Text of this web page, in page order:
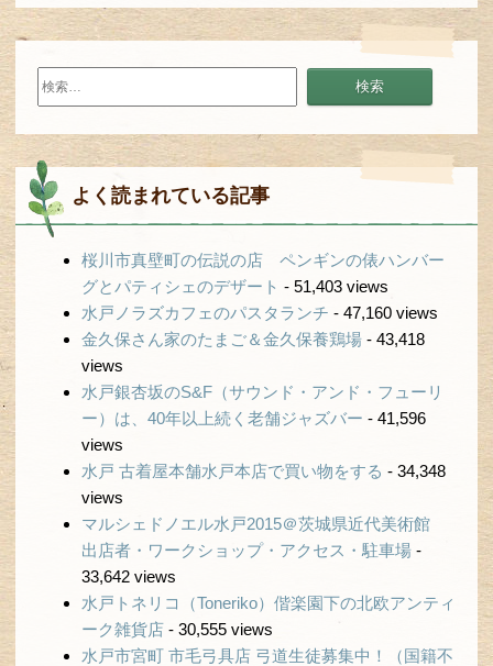
ゴ
リ
ー
索:
よく読まれている記事
桜川市真壁町の伝説の店 ペンギンの俵ハンバー
グとパティシェのデザート - 51,403 views
水戸ノラズカフェのパスタランチ - 47,160 views
金久保さん家のたまご＆金久保養鶏場 - 43,418
views
水戸銀杏坂のS&F（サウンド・アンド・フューリ
ー）は、40年以上続く老舗ジャズバー - 41,596
views
水戸 古着屋本舗水戸本店で買い物をする - 34,348
views
マルシェドノエル水戸2015＠茨城県近代美術館
出店者・ワークショップ・アクセス・駐車場 -
33,642 views
水戸トネリコ（Toneriko）偕楽園下の北欧アンティ
ーク雑貨店 - 30,555 views
水戸市宮町 市毛弓具店 弓道生徒募集中！（国籍不